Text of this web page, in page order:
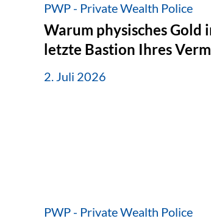
PWP - Private Wealth Police
Warum physisches Gold
letzte Bastion Ihres
2. Juli 2026
PWP - Private Wealth Police